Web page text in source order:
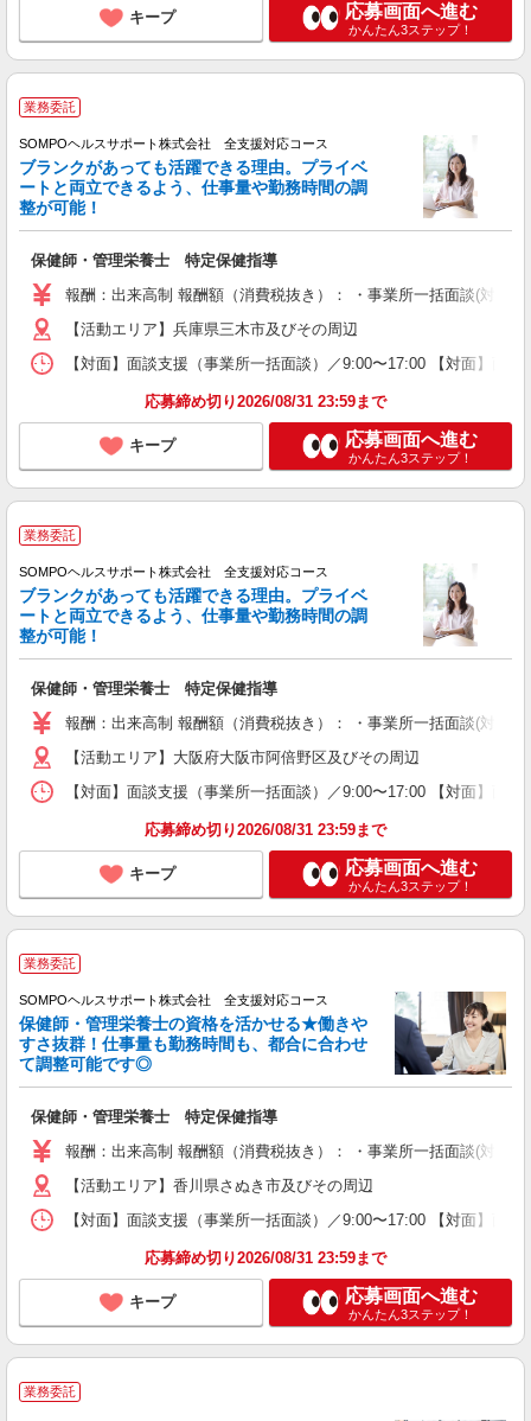
キープ 応募画面へ進む
かんたん3ステップ！
業務委託
SOMPOヘルスサポート株式会社 全支援対応コース
ブランクがあっても活躍できる理由。プライベ
ートと両立できるよう、仕事量や勤務時間の調
整が可能！
保健師・管理栄養士 特定保健指導
報酬：出来高制 報酬額（消費税抜き）： ・事業所一括面談(対
【活動エリア】兵庫県三木市及びその周辺
【対面】面談支援（事業所一括面談）／9:00〜17:00 【対面】面
応募締め切り2026/08/31 23:59まで
キープ 応募画面へ進む
かんたん3ステップ！
業務委託
SOMPOヘルスサポート株式会社 全支援対応コース
ブランクがあっても活躍できる理由。プライベ
ートと両立できるよう、仕事量や勤務時間の調
整が可能！
保健師・管理栄養士 特定保健指導
報酬：出来高制 報酬額（消費税抜き）： ・事業所一括面談(対
【活動エリア】大阪府大阪市阿倍野区及びその周辺
【対面】面談支援（事業所一括面談）／9:00〜17:00 【対面】面
応募締め切り2026/08/31 23:59まで
キープ 応募画面へ進む
かんたん3ステップ！
業務委託
SOMPOヘルスサポート株式会社 全支援対応コース
保健師・管理栄養士の資格を活かせる★働きや
すさ抜群！仕事量も勤務時間も、都合に合わせ
て調整可能です◎
保健師・管理栄養士 特定保健指導
報酬：出来高制 報酬額（消費税抜き）： ・事業所一括面談(対
【活動エリア】香川県さぬき市及びその周辺
【対面】面談支援（事業所一括面談）／9:00〜17:00 【対面】面
応募締め切り2026/08/31 23:59まで
キープ 応募画面へ進む
かんたん3ステップ！
業務委託